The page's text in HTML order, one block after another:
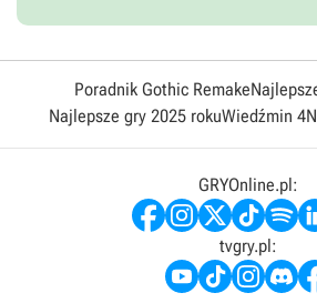
Poradnik Gothic Remake
Najlepsze gry 2025 rokuWiedźmin 4
GRYOnline.pl:
tvgry.pl: